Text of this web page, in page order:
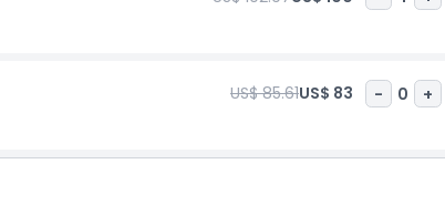
US$ 85.61US$ 83 - 0 +